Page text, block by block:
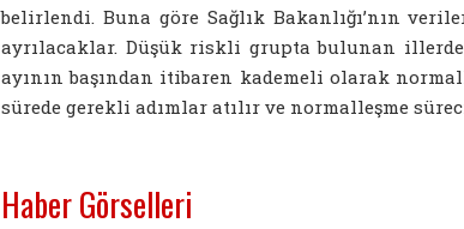
belirlendi. Buna göre Sağlık Bakanlığı’nın
ayrılacaklar. Düşük riskli grupta bulunan illerde
ayının başından itibaren kademeli olarak
sürede gerekli adımlar atılır ve normalleşme
Haber Görselleri